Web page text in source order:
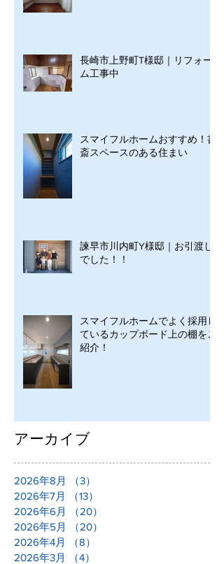
長崎市上野町T様邸｜リフォー
ム工事中
スマイフルホームおすすめ！書
斎スペースのある住まい
諫早市川内町Y様邸｜お引渡し
でした！！
スマイフルホームでよく採用し
ているカップボード上の棚をご
紹介！
アーカイブ
2026年8月 （3）
2026年7月
（13）
2026年6月
（20）
2026年5月
（20）
2026年4月
（8）
2026年3月
（4）